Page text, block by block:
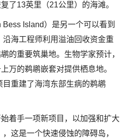
了13英里（21公里）的海滩。
Island）是另一个可以看到
海工程师利用溢油回收资金重
的重要筑巢地。生物学家预计，
万的鹈鹕嵌套对提供栖息地。
重建了海湾东部生病的鹈鹕
着手一项新项目，以加强和扩大
这是一个快速侵蚀的障碍岛，